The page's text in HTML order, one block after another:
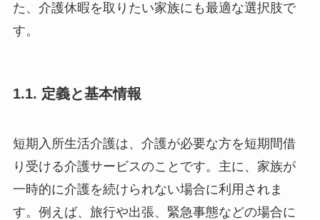
た、介護休暇を取りたい家族にも最適な選択肢で
す。
1.1. 定義と基本情報
短期入所生活介護は、介護が必要な方を短期間借
り受ける介護サービスのことです。主に、家族が
一時的に介護を続けられない場合に利用されま
す。例えば、旅行や出張、緊急事態などの場合に